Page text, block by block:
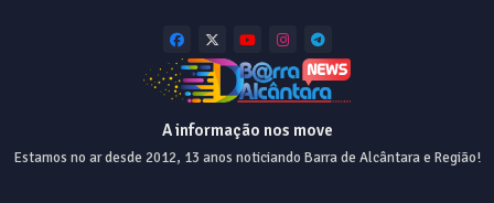
A informação nos move
Estamos no ar desde 2012, 13 anos noticiando Barra de Alcântara e Região!